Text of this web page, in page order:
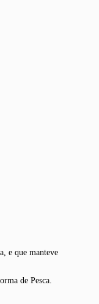
e que manteve
de Pesca.